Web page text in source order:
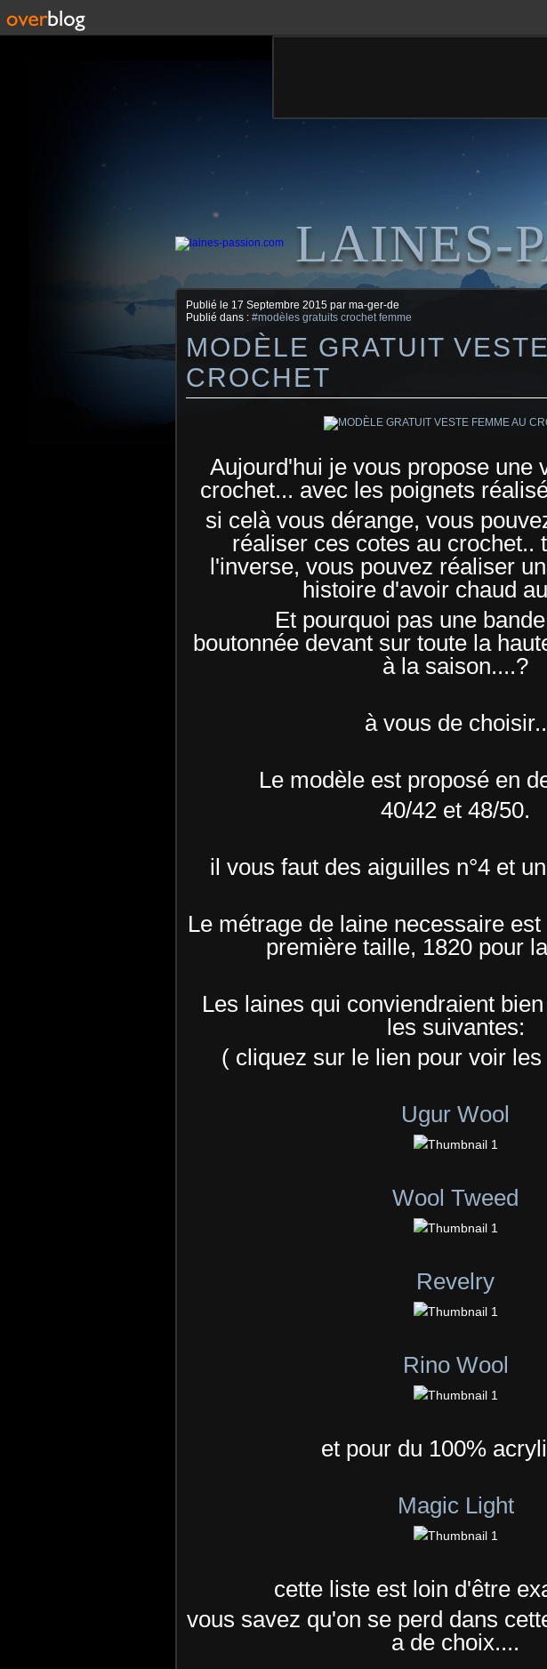
LAINES-
Publié le 17 Septembre 2015 par ma-ger-de
Publié dans : #modèles gratuits crochet femme
MODÈLE GRATUIT
CROCHET
Aujourd'hui je vous propose une
crochet... avec les poignets
si celà vous dérange, vous
réaliser ces cotes au crochet..
l'inverse, vous pouvez réaliser
histoire d'avoir chaud
Et pourquoi pas une
boutonnée devant sur toute la
à la saison....?
à vous de choisir..
Le modèle est proposé en
40/42 et 48/50.
il vous faut des aiguilles n°4 et
Le métrage de laine necessaire
première taille, 1820 pour
Les laines qui conviendraient
les suivantes:
( cliquez sur le lien pour voir
Ugur Wool
Wool Tweed
Revelry
Rino Wool
et pour du 100%
Magic Light
cette liste est loin d'être
vous savez qu'on se perd dans
a de choix....